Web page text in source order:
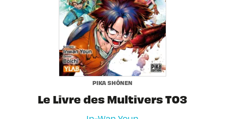
PIKA SHÔNEN
Le Livre des Multivers T03